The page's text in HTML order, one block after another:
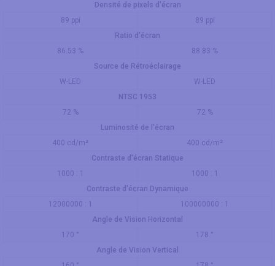
Densité de pixels d'écran
89 ppi
89 ppi
Ratio d'écran
86.53 %
88.83 %
Source de Rétroéclairage
W-LED
W-LED
NTSC 1953
72 %
72 %
Luminosité de l'écran
400 cd/m²
400 cd/m²
Contraste d'écran Statique
1000 : 1
1000 : 1
Contraste d'écran Dynamique
12000000 : 1
100000000 : 1
Angle de Vision Horizontal
170 °
178 °
Angle de Vision Vertical